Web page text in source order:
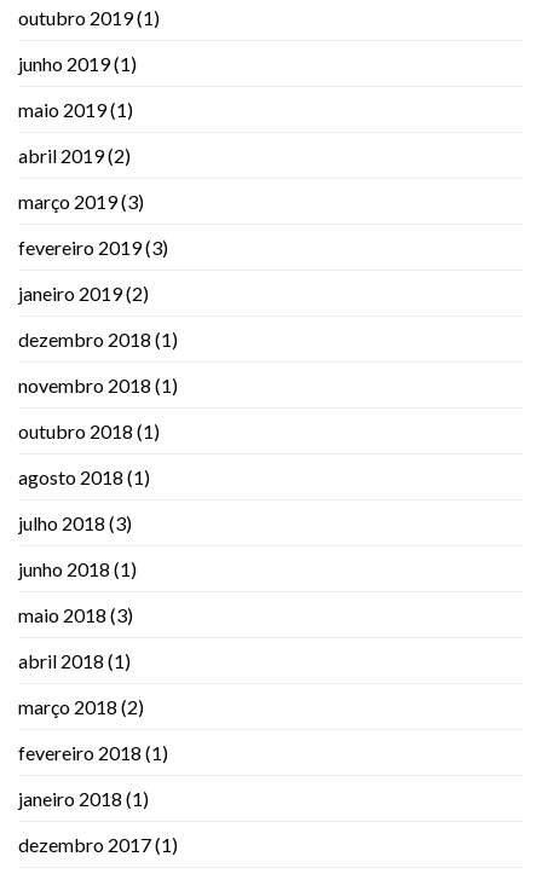
outubro 2019(1)
junho 2019(1)
maio 2019(1)
abril 2019(2)
março 2019(3)
fevereiro 2019(3)
janeiro 2019(2)
dezembro 2018 (1)
novembro 2018 (1)
outubro 2018 (1)
agosto 2018 (1)
julho 2018 (3)
junho 2018 (1)
maio 2018 (3)
abril 2018 (1)
março 2018 (2)
fevereiro 2018 (1)
janeiro 2018 (1)
dezembro 2017(1)